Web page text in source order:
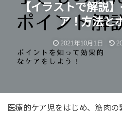
【イラストで解説
ア！方法と
2021年10月1日
医療的ケア児をはじめ、筋肉